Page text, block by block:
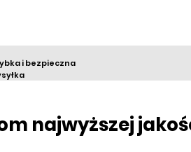
i bezpieczna
najwyższej